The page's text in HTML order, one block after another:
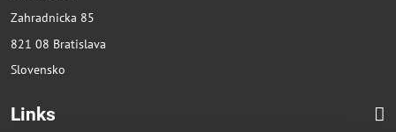
Zahradnicka 85
821 08 Bratislava
Slovensko
Links